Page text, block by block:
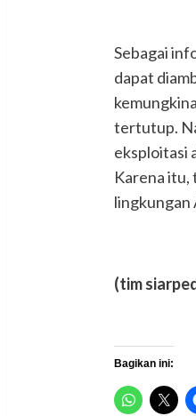
Sebagai
dapat
tertutup.
eksploitasi
Karena itu,
lingkungan
(tim
Bagikan ini: